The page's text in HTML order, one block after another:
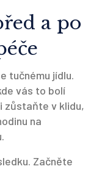
a po
tučnému jídlu.
vás to bolí
zůstaňte v klidu,
na
Začněte